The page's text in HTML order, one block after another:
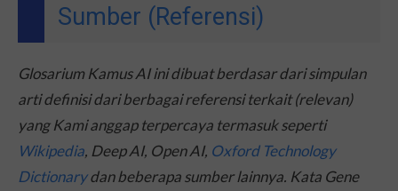
Sumber (Referensi)
Glosarium Kamus AI ini dibuat berdasar dari simpulan
arti definisi dari berbagai referensi terkait (relevan)
yang Kami anggap terpercaya termasuk seperti
Wikipedia, Deep AI, Open AI, Oxford Technology
Dictionarydan beberapa sumber lainnya. Kata Gene